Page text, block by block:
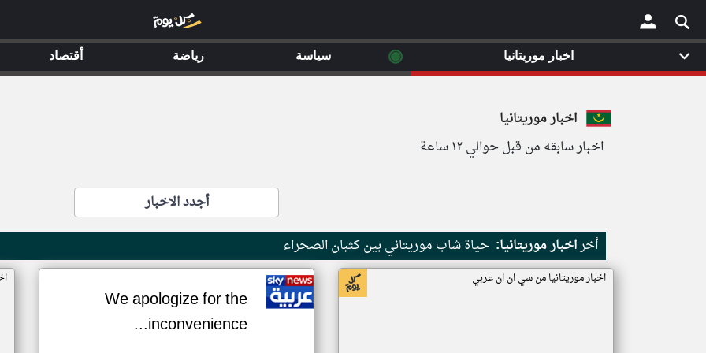
×
اخبار موريتانيا
اخبار سابقه من قبل حوالي ١٢ ساعة
أجدد الاخبار
أخراخبار موريتانيا: حياة شاب موريتاني بين كثبان الصحراء
اخبار موريتانيا من سي ان ان عربي
We apologize for the
inconvenience...
اخبار موريتانيا ◉ سياسة رياضة أقتصاد